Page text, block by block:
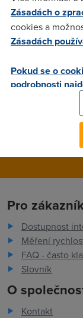
mar(1.1.2012
(5.1.2012
Hahaha, vtipné,
Pro
Dostupnost
Měření
FAQ - často
Slovník
O
Kontakt
Zásadách o
cookies a
Zásadách
Pokud se o
podrobnosti